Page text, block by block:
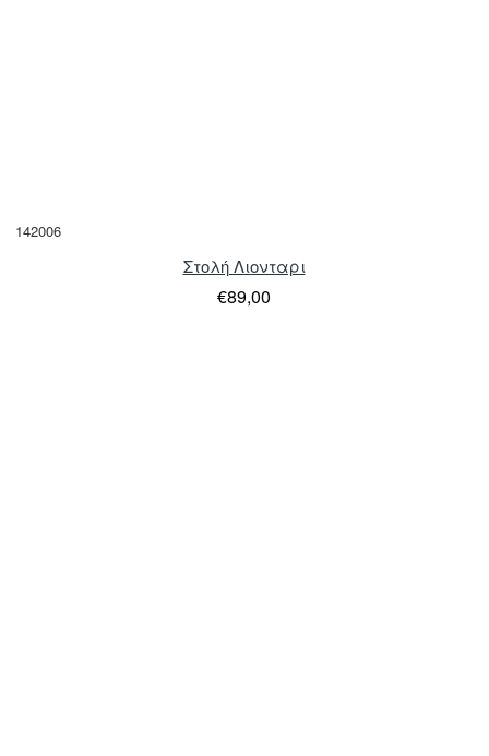
142006
Στολή Λιονταρι
€89,00